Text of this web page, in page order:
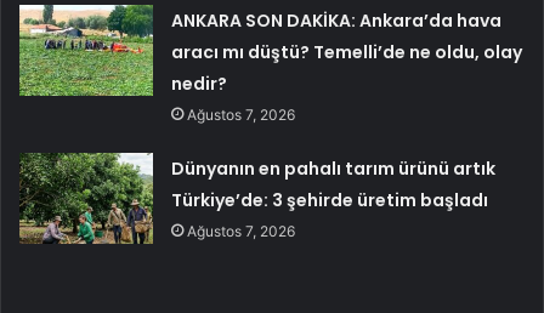
ANKARA SON DAKİKA: Ankara’da hava
aracı mı düştü? Temelli’de ne oldu, olay
nedir?
Ağustos 7, 2026
Dünyanın en pahalı tarım ürünü artık
Türkiye’de: 3 şehirde üretim başladı
Ağustos 7, 2026